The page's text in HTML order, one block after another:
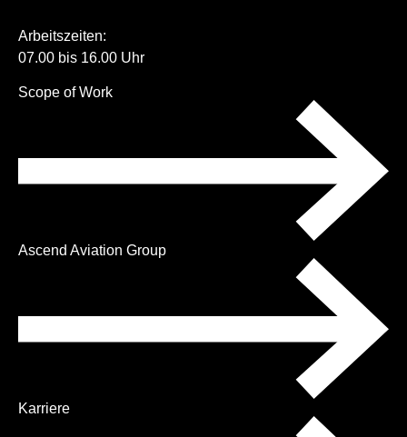
Arbeitszeiten:
07.00 bis 16.00 Uhr
Navigation
Scope of Work
Ascend Aviation Group
Karriere